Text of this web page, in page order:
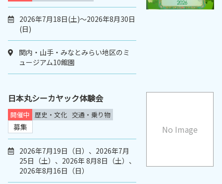
2026年7月18日(土)～2026年8月30日
(日)
関内・山手・みなとみらい地区のミ
ュージアム10館園
No Image
日本丸シーカヤック体験会
開催中 歴史・文化 交通・乗り物
募集
2026年7月19日（日）、2026年7月
25日（土）、2026年 8月8日（土）、
2026年8月16日（日）